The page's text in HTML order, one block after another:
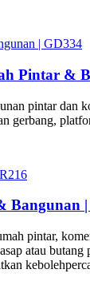
Pintar &
pintar
Bangunan
pintar,
atau